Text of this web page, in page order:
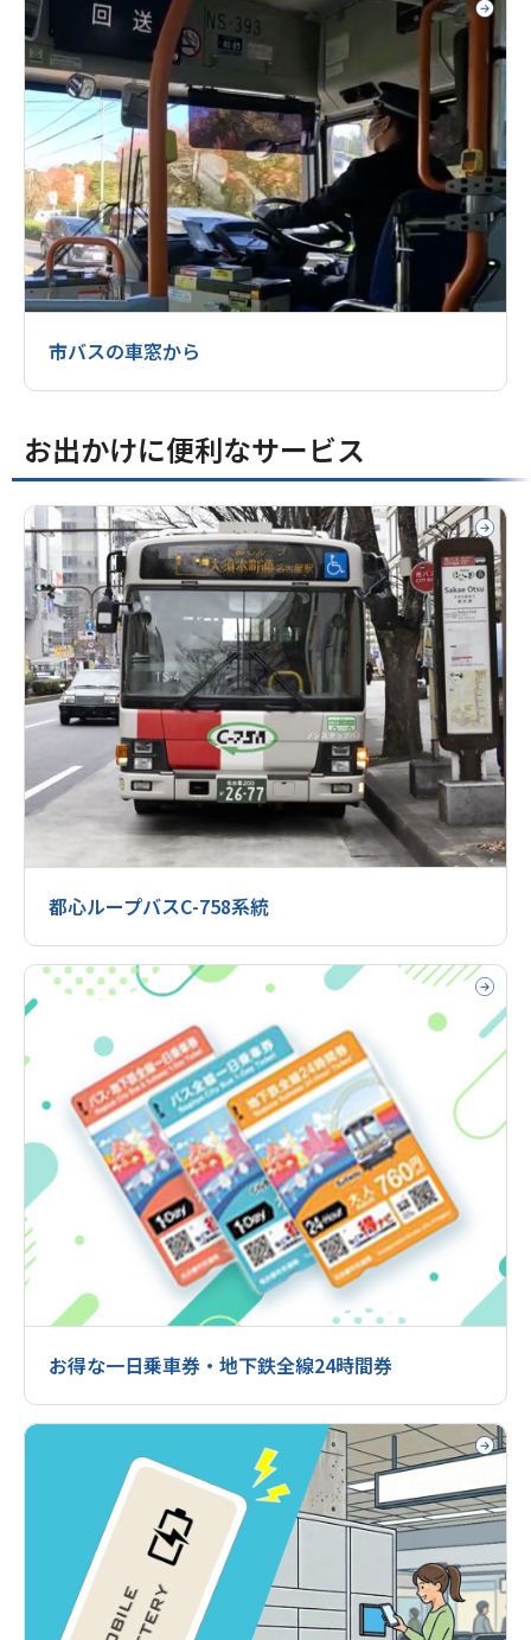
市バスの車窓から
お出かけに便利なサービス
都心ループバスC-758系統
お得な一日乗車券・地下鉄全線24時間券